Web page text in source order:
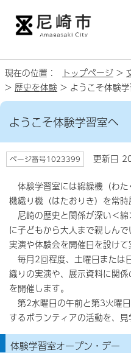
現在の位置： トップページ >
> 歴史を体験 > ようこそ体験
ようこそ体験学習室へ
ページ番号1023399 更新日
体験学習室には綿繰機（わた
機織り機（はたおりき）を常時
尼崎の歴史と関係が深い＜
に子どもから大人まで親しん
実演や体験会を開催日を設けて
毎月2回程度、土曜日または
織りの実演や、展示資料に関
を開催します。
第2水曜日の午前と第3火曜
するボランティアの活動を、見
体験学習室オープン・デー